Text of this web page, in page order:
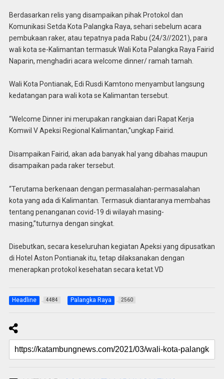
Berdasarkan relis yang disampaikan pihak Protokol dan
Komunikasi Setda Kota Palangka Raya, sehari sebelum acara
pembukaan raker, atau tepatnya pada Rabu (24/3//2021), para
wali kota se-Kalimantan termasuk Wali Kota Palangka Raya Fairid
Naparin, menghadiri acara welcome dinner/ ramah tamah.
Wali Kota Pontianak, Edi Rusdi Kamtono menyambut langsung
kedatangan para wali kota se Kalimantan tersebut.
“Welcome Dinner ini merupakan rangkaian dari Rapat Kerja
Komwil V Apeksi Regional Kalimantan,”ungkap Fairid.
Disampaikan Fairid, akan ada banyak hal yang dibahas maupun
disampaikan pada raker tersebut.
“Terutama berkenaan dengan permasalahan-permasalahan
kota yang ada di Kalimantan. Termasuk diantaranya membahas
tentang penanganan covid-19 di wilayah masing-
masing,”tuturnya dengan singkat.
Disebutkan, secara keseluruhan kegiatan Apeksi yang dipusatkan
di Hotel Aston Pontianak itu, tetap dilaksanakan dengan
menerapkan protokol kesehatan secara ketat.VD
Headline 4484 Palangka Raya 2560